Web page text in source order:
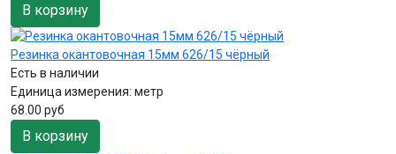
В корзину
Резинка окантовочная 15мм 626/15 чёрный
Есть в наличии
Единица измерения: метр
68.00 руб
В корзину